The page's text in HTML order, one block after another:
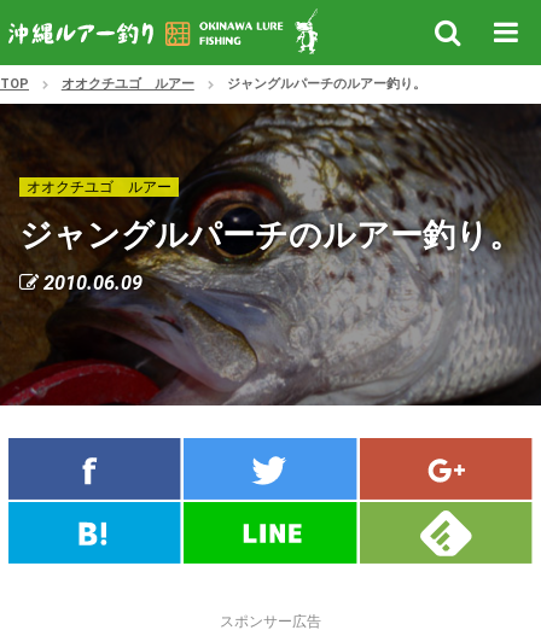
TOP オオクチユゴ ルアー ジャングルパーチのルアー釣り。
オオクチユゴ ルアー
ジャングルパーチのルアー釣り。
2010.06.09
スポンサー広告